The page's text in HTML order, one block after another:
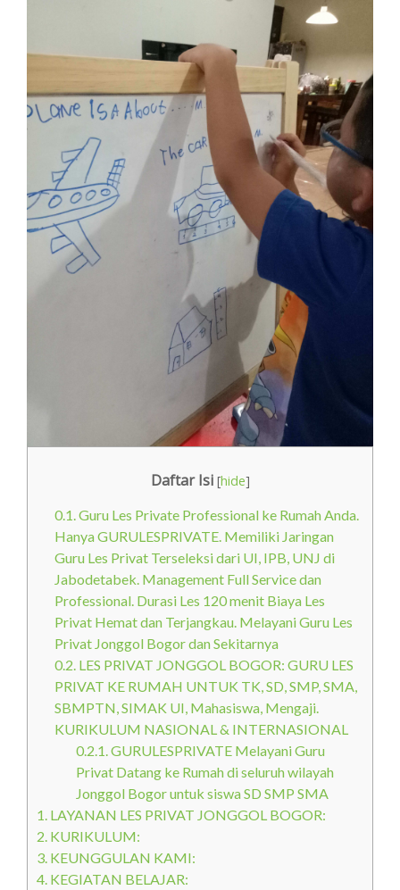
Daftar Isi [hide]
0.1. Guru Les Private Professional ke Rumah Anda.
Hanya GURULESPRIVATE. Memiliki Jaringan
Guru Les Privat Terseleksi dari UI, IPB, UNJ di
Jabodetabek. Management Full Service dan
Professional. Durasi Les 120 menit Biaya Les
Privat Hemat dan Terjangkau. Melayani Guru Les
Privat Jonggol Bogor dan Sekitarnya
0.2. LES PRIVAT JONGGOL BOGOR: GURU LES
PRIVAT KE RUMAH UNTUK TK, SD, SMP, SMA,
SBMPTN, SIMAK UI, Mahasiswa, Mengaji.
KURIKULUM NASIONAL & INTERNASIONAL
0.2.1. GURULESPRIVATE Melayani Guru
Privat Datang ke Rumah di seluruh wilayah
Jonggol Bogor untuk siswa SD SMP SMA
1. LAYANAN LES PRIVAT JONGGOL BOGOR:
2. KURIKULUM:
3. KEUNGGULAN KAMI:
4. KEGIATAN BELAJAR: